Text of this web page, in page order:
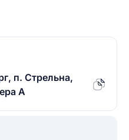
п. Стрельна,
А